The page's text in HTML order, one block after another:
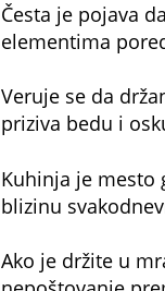
Česta je pojava
elementima
Veruje se da
priziva bedu i
Kuhinja je mesto
blizinu
Ako je držite u